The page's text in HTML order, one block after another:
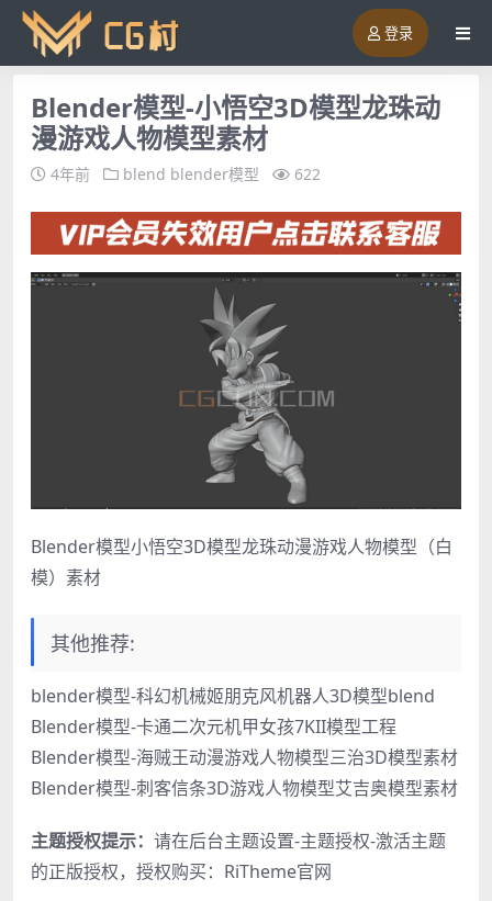
登录
Blender模型-小悟空3D模型龙珠动
漫游戏人物模型素材
4年前 blend blender模型 622
Blender模型小悟空3D模型龙珠动漫游戏人物模型（白
模）素材
其他推荐:
blender模型-科幻机械姬朋克风机器人3D模型blend
Blender模型-卡通二次元机甲女孩7KII模型工程
Blender模型-海贼王动漫游戏人物模型三治3D模型素材
Blender模型-刺客信条3D游戏人物模型艾吉奥模型素材
主题授权提示： 请在后台主题设置-主题授权-激活主题
的正版授权，授权购买： RiTheme官网